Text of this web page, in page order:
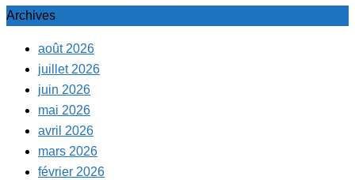
Archives
août 2026
juillet 2026
juin 2026
mai 2026
avril 2026
mars 2026
février 2026